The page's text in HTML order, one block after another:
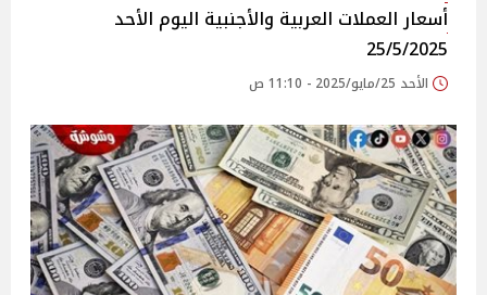
أسعار العملات العربية والأجنبية اليوم الأحد
25/5/2025
الأحد 25/مايو/2025 - 11:10 ص